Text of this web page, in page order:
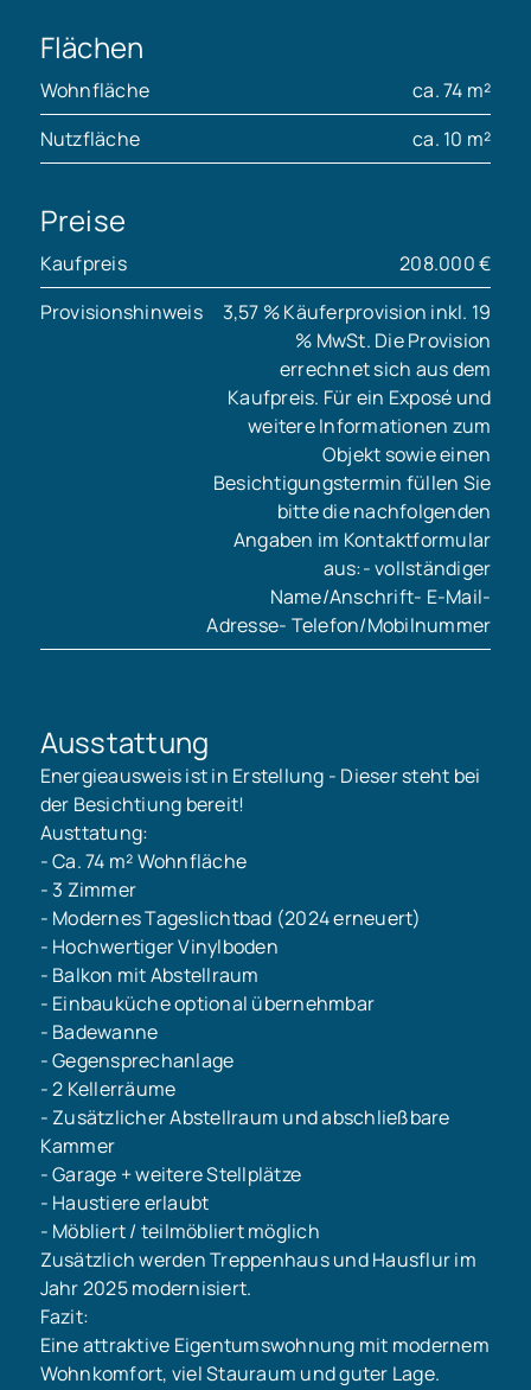
Flächen
Wohnfläche
ca. 74 m²
Nutzfläche
ca. 10 m²
Preise
Kaufpreis
208.000 €
Provisionshinweis
3,57 % Käuferprovision inkl. 19
% MwSt. Die Provision
errechnet sich aus dem
Kaufpreis. Für ein Exposé und
weitere Informationen zum
Objekt sowie einen
Besichtigungstermin füllen Sie
bitte die nachfolgenden
Angaben im Kontaktformular
aus:- vollständiger
Name/Anschrift- E-Mail-
Adresse- Telefon/Mobilnummer
Ausstattung
Energieausweis ist in Erstellung - Dieser steht bei
der Besichtiung bereit!
Austtatung:
- Ca. 74 m² Wohnfläche
- 3 Zimmer
- Modernes Tageslichtbad (2024 erneuert)
- Hochwertiger Vinylboden
- Balkon mit Abstellraum
- Einbauküche optional übernehmbar
- Badewanne
- Gegensprechanlage
- 2 Kellerräume
- Zusätzlicher Abstellraum und abschließbare
Kammer
- Garage + weitere Stellplätze
- Haustiere erlaubt
- Möbliert / teilmöbliert möglich
Zusätzlich werden Treppenhaus und Hausflur im
Jahr 2025 modernisiert.
Fazit:
Eine attraktive Eigentumswohnung mit modernem
Wohnkomfort, viel Stauraum und guter Lage.